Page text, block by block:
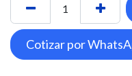
Cotizar por